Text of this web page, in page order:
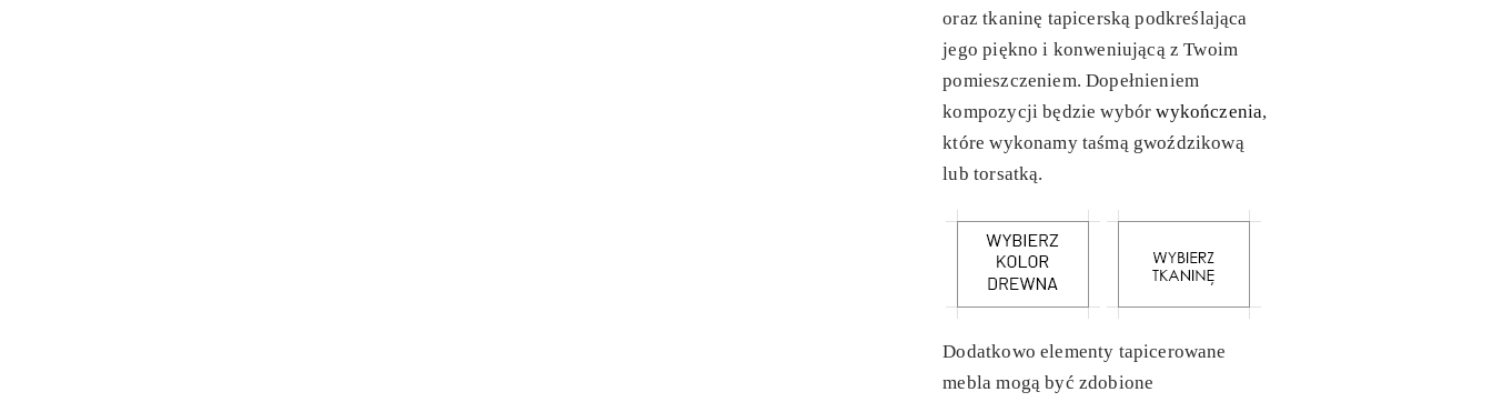
oraz tkaninę tapicerską podkreślająca
jego piękno i konweniującą z Twoim
pomieszczeniem. Dopełnieniem
kompozycji będzie wybórwykończenia,
które wykonamy taśmą gwoździkową
lub torsatką.
Dodatkowo elementy tapicerowane
mebla mogą być zdobione